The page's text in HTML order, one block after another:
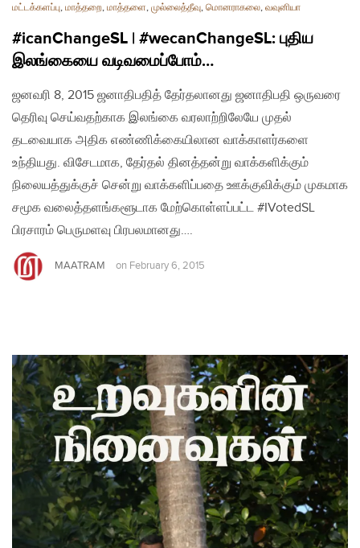
மட்டக்களப்பு, மாத்தறை, மாத்தளை, முல்லைத்தீவு, மொனராகலை, வவுனியா
#icanChangeSL | #wecanChangeSL: புதிய
இலங்கையை வடிவமைப்போம்…
ஜனவரி 8, 2015 ஜனாதிபதித் தேர்தலானது ஜனாதிபதி ஒருவரை
தெரிவு செய்வதற்காக இலங்கை வரலாற்றிலேயே முதல்
தடவையாக அதிக எண்ணிக்கையிலான வாக்காளர்களை
உந்தியது. விசேடமாக, தேர்தல் தினத்தன்று வாக்களிக்கும்
நிலையத்துக்குச் சென்று வாக்களிப்பதை ஊக்குவிக்கும் முகமாக
சமூக வலைத்தளங்களூடாக மேற்கொள்ளப்பட்ட #IVotedSL
பிரசாரம் பெருமளவு பிரபலமானது….
MAATRAM on February 6, 2015